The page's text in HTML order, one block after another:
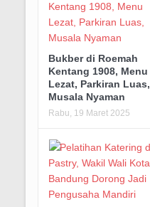
Bukber di Roemah
Kentang 1908, Menu
Lezat, Parkiran Luas,
Musala Nyaman
Rabu, 19 Maret 2025